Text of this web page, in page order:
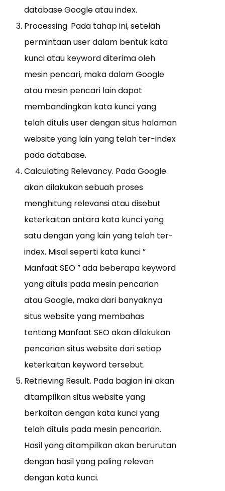
database Google atau index.
Processing. Pada tahap ini, setelah
permintaan user dalam bentuk kata
kunci atau keyword diterima oleh
mesin pencari, maka dalam Google
atau mesin pencari lain dapat
membandingkan kata kunci yang
telah ditulis user dengan situs halaman
website yang lain yang telah ter-index
pada database.
Calculating Relevancy. Pada Google
akan dilakukan sebuah proses
menghitung relevansi atau disebut
keterkaitan antara kata kunci yang
satu dengan yang lain yang telah ter-
index. Misal seperti kata kunci ”
Manfaat SEO ” ada beberapa keyword
yang ditulis pada mesin pencarian
atau Google, maka dari banyaknya
situs website yang membahas
tentang Manfaat SEO akan dilakukan
pencarian situs website dari setiap
keterkaitan keyword tersebut.
Retrieving Result. Pada bagian ini akan
ditampilkan situs website yang
berkaitan dengan kata kunci yang
telah ditulis pada mesin pencarian.
Hasil yang ditampilkan akan berurutan
dengan hasil yang paling relevan
dengan kata kunci.